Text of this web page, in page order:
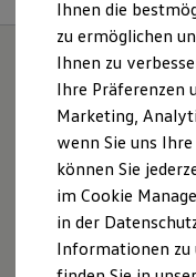
springen
springen
Modelle und
Konfigurator
Modelle
Autosuche
Elektroautos
ENERGY
SUV und CUV
Familienautos
Kombis
weg.
Ihnen die
zu ermöglichen
Ihnen zu
Ihre Präferenzen
Marketing,
wenn Sie uns
können Sie
im Cookie
in der
Informationen zu